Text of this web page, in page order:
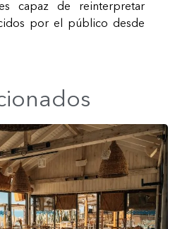
capaz de reinterpretar
por el público desde